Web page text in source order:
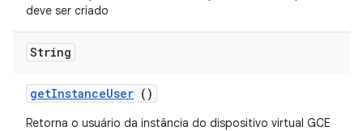
deve ser criado
String
getInstanceUser ()
Retorna o usuário da instância do dispositivo virtual GCE